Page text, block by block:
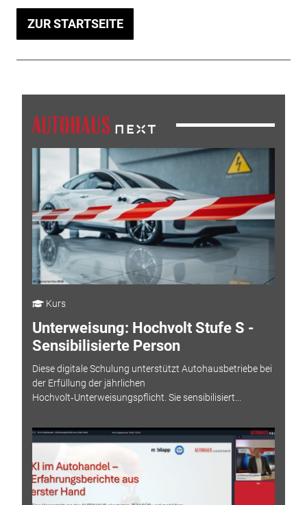
ZUR STARTSEITE
Kurs
Unterweisung: Hochvolt Stufe S -
Sensibilisierte Person
Diese digitale Schulung unterstützt Autohausbetriebe bei
der Erfüllung der jährlichen
Hochvolt‑Unterweisungspflicht. Sie sensibilisiert...